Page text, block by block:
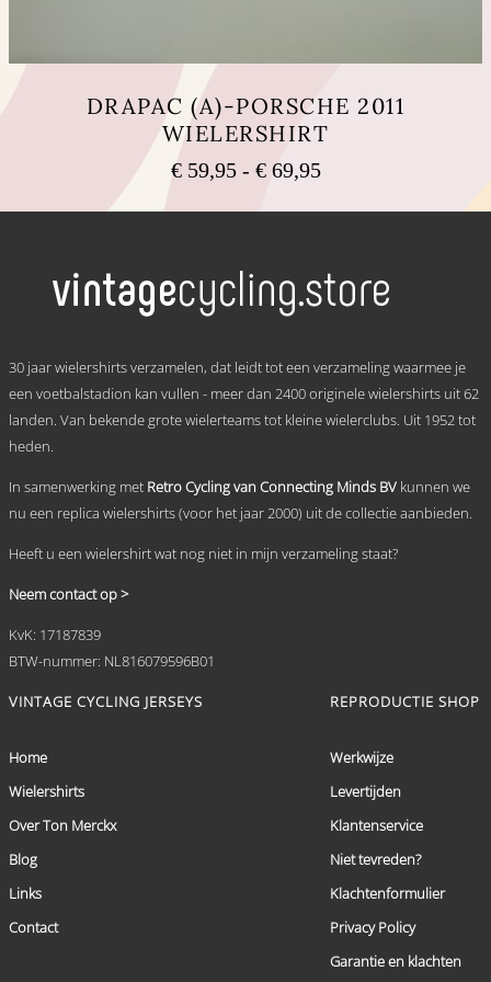
DRAPAC (A)-PORSCHE 2011
WIELERSHIRT
€59,95 - €69,95Prijsklasse:
tot
variaties.
Deze
gekozen
op
de
30 jaar wielershirts verzamelen, dat leidt tot een verzameling waarmee je
een voetbalstadion kan vullen - meer dan 2400 originele wielershirts uit 62
landen. Van bekende grote wielerteams tot kleine wielerclubs. Uit 1952 tot
heden.
In samenwerking met Retro Cycling van Connecting Minds BV kunnen we
nu een replica wielershirts (voor het jaar 2000) uit de collectie aanbieden.
Heeft u een wielershirt wat nog niet in mijn verzameling staat?
Neem contact op >
KvK: 17187839
BTW-nummer: NL816079596B01
VINTAGE CYCLING JERSEYS
Home
Wielershirts
Over Ton Merckx
Blog
Links
Contact
REPRODUCTIE SHOP
Werkwijze
Levertijden
Klantenservice
Niet tevreden?
Klachtenformulier
Privacy Policy
Garantie en klachten